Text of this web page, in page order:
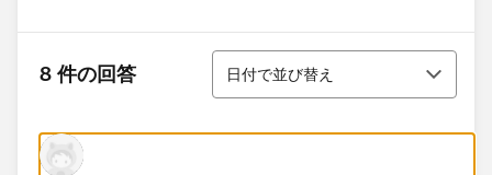
8 件の回答
並び替え
日付で並び替え